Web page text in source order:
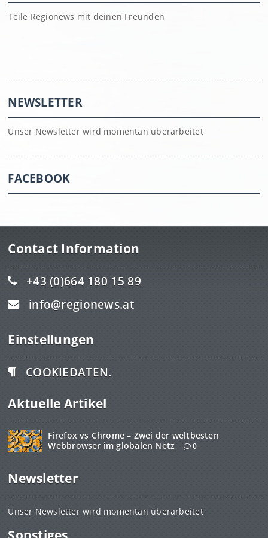
Teile Regionews mit deinen Freunden
NEWSLETTER
Unser Newsletter wird momentan überarbeitet
FACEBOOK
Contact Information
+43 (0)664 180 15 89
info@regionews.at
Einstellungen
COOKIEDATEN.
Aktuelle Artikel
Firefox vs Chrome – Zwei der weltbesten
Webbrowser im globalen Netz
0
Newsletter
Unser Newsletter wird momentan überarbeitet